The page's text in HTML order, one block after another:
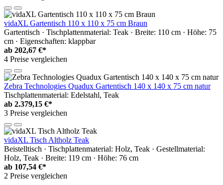
vidaXL Gartentisch 110 x 110 x 75 cm Braun
Gartentisch · Tischplattenmaterial: Teak · Breite: 110 cm · Höhe: 75
cm · Eigenschaften: klappbar
ab 202,67 €*
4 Preise vergleichen
Zebra Technologies Quadux Gartentisch 140 x 140 x 75 cm natur
Tischplattenmaterial: Edelstahl, Teak
ab 2.379,15 €*
3 Preise vergleichen
vidaXL Tisch Altholz Teak
Beistelltisch · Tischplattenmaterial: Holz, Teak · Gestellmaterial:
Holz, Teak · Breite: 119 cm · Höhe: 76 cm
ab 107,54 €*
2 Preise vergleichen